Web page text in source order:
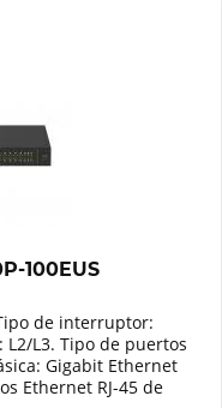
100EUS
Tipo de interruptor:
L3. Tipo de puertos
Gigabit Ethernet
Ethernet RJ-45 de